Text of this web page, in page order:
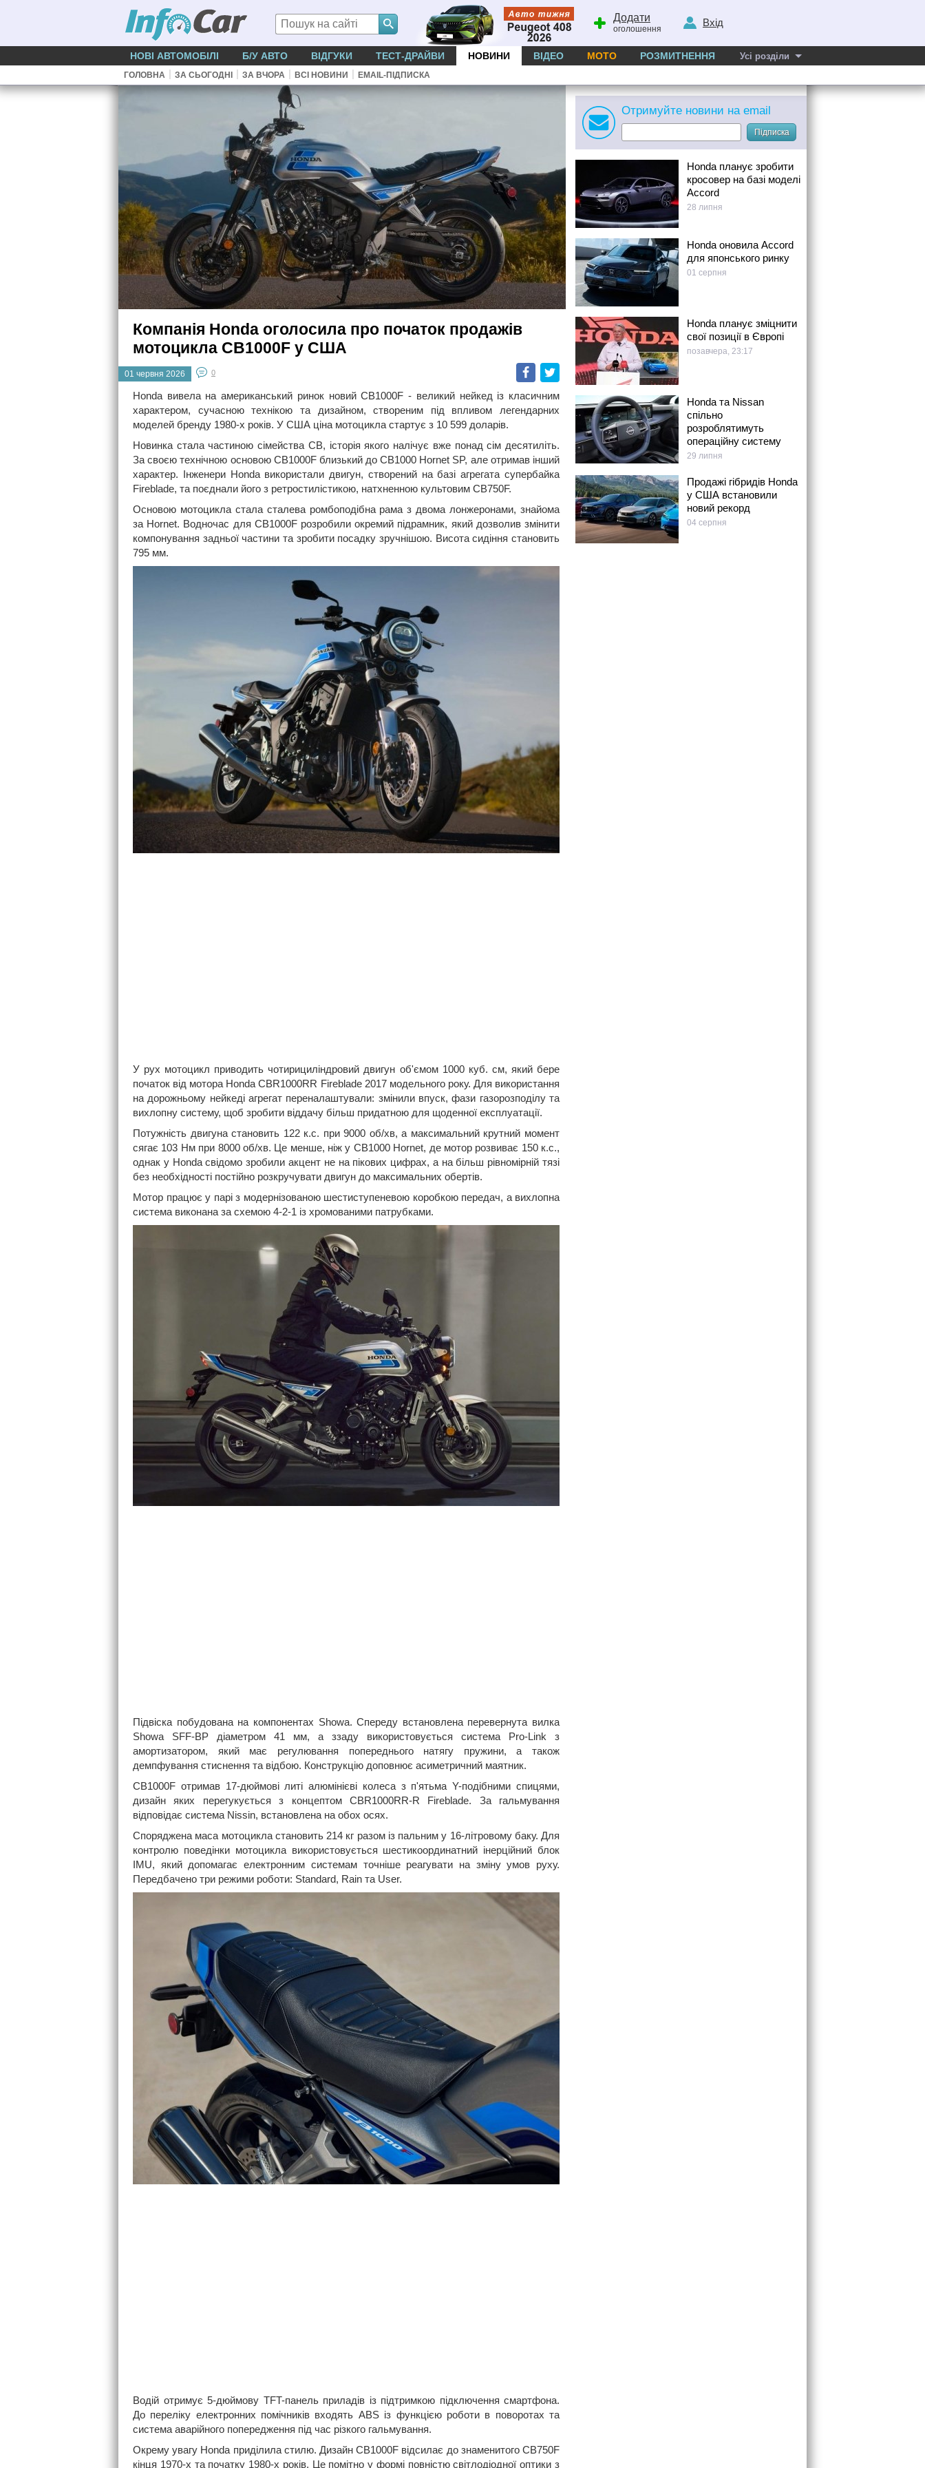
Додати
оголошення
Вхід
НОВІ АВТОМОБІЛІ Б/У АВТО ВІДГУКИ ТЕСТ-ДРАЙВИ НОВИНИ ВІДЕО МОТО РОЗМИТНЕННЯ Усі розділи
ГОЛОВНА | ЗА СЬОГОДНІ | ЗА ВЧОРА | ВСІ НОВИНИ | EMAIL-ПІДПИСКА
Компанія Honda оголосила про початок продажів
мотоцикла CB1000F у США
Facebook
Twitter
01 червня 2026 0
Honda вивела на американський ринок новий CB1000F - великий нейкед із класичним
характером, сучасною технікою та дизайном, створеним під впливом легендарних
моделей бренду 1980-х років. У США ціна мотоцикла стартує з 10 599 доларів.
Новинка стала частиною сімейства CB, історія якого налічує вже понад сім десятиліть.
За своєю технічною основою CB1000F близький до CB1000 Hornet SP, але отримав інший
характер. Інженери Honda використали двигун, створений на базі агрегата супербайка
Fireblade, та поєднали його з ретростилістикою, натхненною культовим CB750F.
Основою мотоцикла стала сталева ромбоподібна рама з двома лонжеронами, знайома
за Hornet. Водночас для CB1000F розробили окремий підрамник, який дозволив змінити
компонування задньої частини та зробити посадку зручнішою. Висота сидіння становить
795 мм.
У рух мотоцикл приводить чотирициліндровий двигун об'ємом 1000 куб. см, який бере
початок від мотора Honda CBR1000RR Fireblade 2017 модельного року. Для використання
на дорожньому нейкеді агрегат переналаштували: змінили впуск, фази газорозподілу та
вихлопну систему, щоб зробити віддачу більш придатною для щоденної експлуатації.
Потужність двигуна становить 122 к.с. при 9000 об/хв, а максимальний крутний момент
сягає 103 Нм при 8000 об/хв. Це менше, ніж у CB1000 Hornet, де мотор розвиває 150 к.с.,
однак у Honda свідомо зробили акцент не на пікових цифрах, а на більш рівномірній тязі
без необхідності постійно розкручувати двигун до максимальних обертів.
Мотор працює у парі з модернізованою шестиступеневою коробкою передач, а вихлопна
система виконана за схемою 4-2-1 із хромованими патрубками.
Підвіска побудована на компонентах Showa. Спереду встановлена перевернута вилка
Showa SFF-BP діаметром 41 мм, а ззаду використовується система Pro-Link з
амортизатором, який має регулювання попереднього натягу пружини, а також
демпфування стиснення та відбою. Конструкцію доповнює асиметричний маятник.
CB1000F отримав 17-дюймові литі алюмінієві колеса з п'ятьма Y-подібними спицями,
дизайн яких перегукується з концептом CBR1000RR-R Fireblade. За гальмування
відповідає система Nissin, встановлена на обох осях.
Споряджена маса мотоцикла становить 214 кг разом із пальним у 16-літровому баку. Для
контролю поведінки мотоцикла використовується шестикоординатний інерційний блок
IMU, який допомагає електронним системам точніше реагувати на зміну умов руху.
Передбачено три режими роботи: Standard, Rain та User.
Водій отримує 5-дюймову TFT-панель приладів із підтримкою підключення смартфона.
До переліку електронних помічників входять ABS із функцією роботи в поворотах та
система аварійного попередження під час різкого гальмування.
Окрему увагу Honda приділила стилю. Дизайн CB1000F відсилає до знаменитого CB750F
кінця 1970-х та початку 1980-х років. Це помітно у формі повністю світлодіодної оптики з
Отримуйте новини на email
Підписка
Honda планує зробити
кросовер на базі моделі
Accord
28 липня
Honda оновила Accord
для японського ринку
01 серпня
Honda планує зміцнити
свої позиції в Європі
позавчера, 23:17
Honda та Nissan
спільно
розроблятимуть
операційну систему
29 липня
Продажі гібридів Honda
у США встановили
новий рекорд
04 серпня